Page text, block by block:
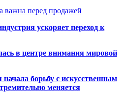
важна перед продажей
ускоряет переход к
в центре внимания мировой
борьбу с искусственным
меняется